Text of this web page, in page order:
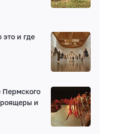
об ответах
это и где
и